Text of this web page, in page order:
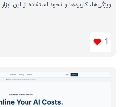
ویژگی‌ها، کاربردها و نحوه استفاده از این
1